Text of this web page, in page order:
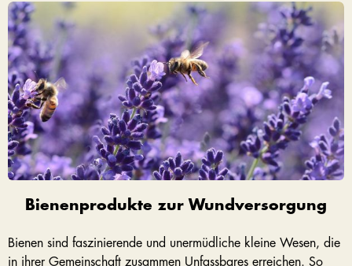
Bienenprodukte zur Wundversorgung
Bienen sind faszinierende und unermüdliche kleine Wesen, die
in ihrer Gemeinschaft zusammen Unfassbares erreichen. So